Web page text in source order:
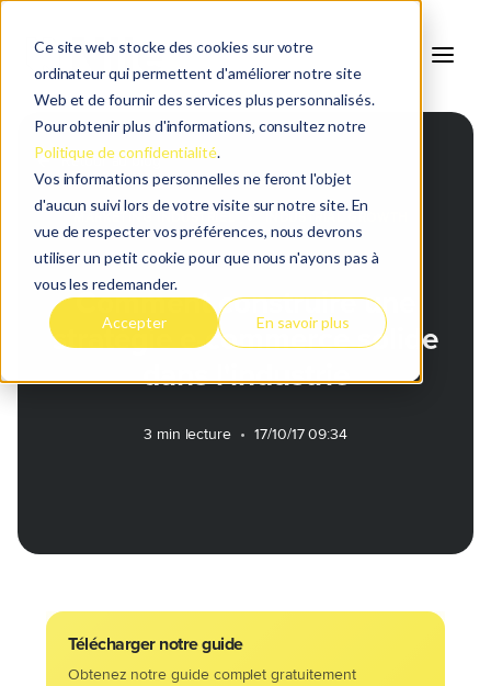
Ce site web stocke des cookies sur votre
ordinateur qui permettent d'améliorer notre site
Web et de fournir des services plus personnalisés.
Pour obtenir plus d'informations, consultez notre
Politique de confidentialité.
Vos informations personnelles ne feront l'objet
d'aucun suivi lors de votre visite sur notre site. En
vue de respecter vos préférences, nous devrons
utiliser un petit cookie pour que nous n'ayons pas à
vous les redemander.
Accepter En savoir plus
Retour au blog
Comment construire une
stratégie e-commerce solide
dans l'industrie
3 min lecture • 17/10/17 09:34
Télécharger notre guide
Obtenez notre guide complet gratuitement